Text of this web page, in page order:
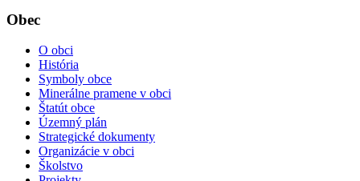
Obec
O obci
História
Symboly obce
Minerálne pramene v obci
Štatút obce
Územný plán
Strategické dokumenty
Organizácie v obci
Školstvo